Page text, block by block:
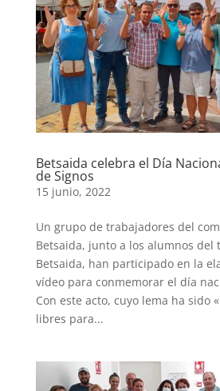
Betsaida celebra el Día
de Signos
15 junio, 2022
Un grupo de trabajadores del
Betsaida, junto a los alumnos del
Betsaida, han participado en la
vídeo para conmemorar el día
Con este acto, cuyo lema ha sido
libres para...